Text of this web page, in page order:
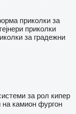
приколки за
приколки
за градежни
за рол кипер
на камион фургон